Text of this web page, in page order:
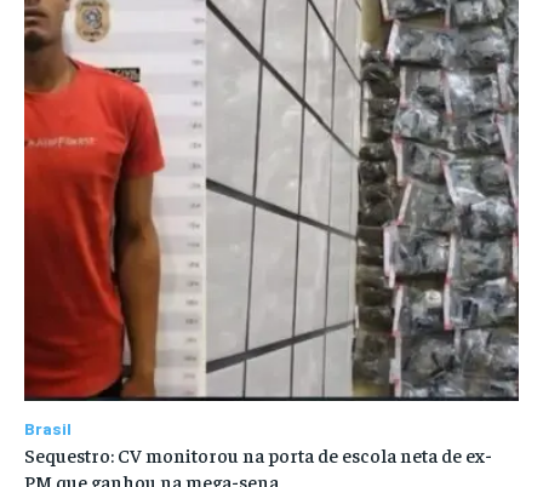
Brasil
Sequestro: CV monitorou na porta de escola neta de ex-
PM que ganhou na mega-sena